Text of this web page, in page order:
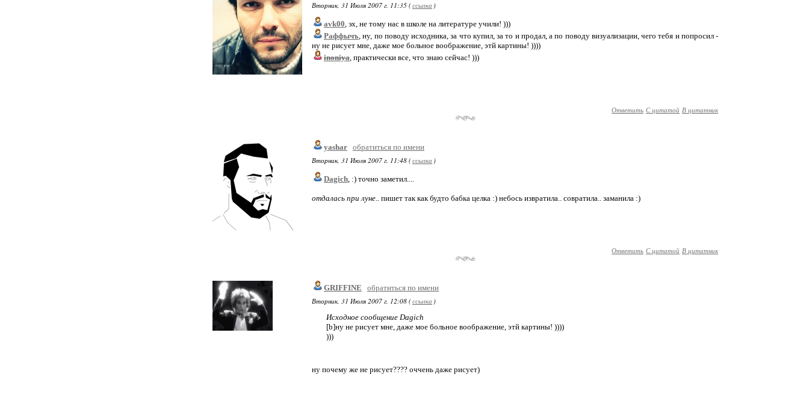
Вторник, 31 Июля 2007 г. 11:35 (ссылка )
avk00, эх, не тому нас в школе на литературе учили! )))
Раффычъ, ну, по поводу исходника, за что купил, за то и продал, а по поводу визуализации, чего тебя и попросил -
ну не рисует мне, даже мое больное воображение, этй картины! ))))
inoniya, практически все, что знаю сейчас! )))
Ответить С цитатой В цитатник
yashar обратиться по имени
Вторник, 31 Июля 2007 г. 11:48 (ссылка )
Dagich, :) точно заметил....
отдалась при луне.. пишет так как будто бабка целка :) небось извратила.. совратила.. заманила :)
Ответить С цитатой В цитатник
GRIFFINE
обратиться по имени
Вторник, 31 Июля 2007 г. 12:08 (ссылка )
Исходное сообщение Dagich
[b]ну не рисует мне, даже мое больное воображение, этй картины! ))))
)))
ну почему же не рисует???? оччень даже рисует)